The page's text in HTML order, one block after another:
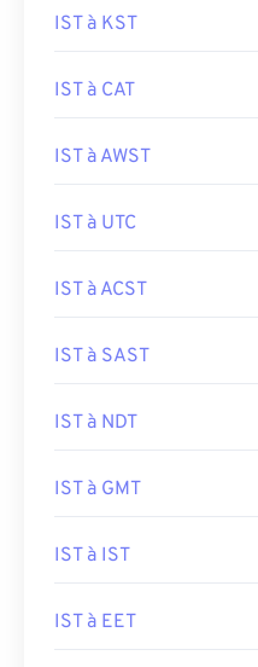
IST à KST
IST à CAT
IST à AWST
IST à UTC
IST à ACST
IST à SAST
IST à NDT
IST à GMT
IST à IST
IST à EET